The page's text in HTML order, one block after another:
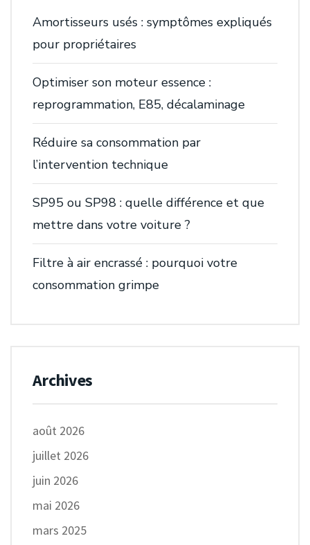
Amortisseurs usés : symptômes expliqués
pour propriétaires
Optimiser son moteur essence :
reprogrammation, E85, décalaminage
Réduire sa consommation par
l’intervention technique
SP95 ou SP98 : quelle différence et que
mettre dans votre voiture ?
Filtre à air encrassé : pourquoi votre
consommation grimpe
Archives
août 2026
juillet 2026
juin 2026
mai 2026
mars 2025